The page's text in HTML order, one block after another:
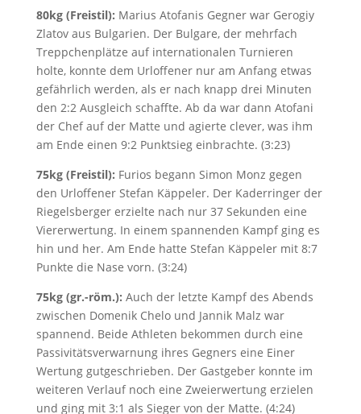
80kg (Freistil): Marius Atofanis Gegner war Gerogiy
Zlatov aus Bulgarien. Der Bulgare, der mehrfach
Treppchenplätze auf internationalen Turnieren
holte, konnte dem Urloffener nur am Anfang etwas
gefährlich werden, als er nach knapp drei Minuten
den 2:2 Ausgleich schaffte. Ab da war dann Atofani
der Chef auf der Matte und agierte clever, was ihm
am Ende einen 9:2 Punktsieg einbrachte. (3:23)
75kg (Freistil): Furios begann Simon Monz gegen
den Urloffener Stefan Käppeler. Der Kaderringer der
Riegelsberger erzielte nach nur 37 Sekunden eine
Viererwertung. In einem spannenden Kampf ging es
hin und her. Am Ende hatte Stefan Käppeler mit 8:7
Punkte die Nase vorn. (3:24)
75kg (gr.-röm.): Auch der letzte Kampf des Abends
zwischen Domenik Chelo und Jannik Malz war
spannend. Beide Athleten bekommen durch eine
Passivitätsverwarnung ihres Gegners eine Einer
Wertung gutgeschrieben. Der Gastgeber konnte im
weiteren Verlauf noch eine Zweierwertung erzielen
und ging mit 3:1 als Sieger von der Matte. (4:24)